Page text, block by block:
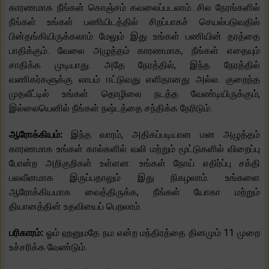
காரணமாக நீங்கள் கொஞ்சம் கவலைப்படலாம். சில நேரங்களில்
நீங்கள் உங்கள் பணியிடத்தில் சிறப்பாகச் செயல்படுவதில்
பின்தங்கியிருக்கலாம் மேலும் இது உங்கள் பணியின் தரத்தை
பாதிக்கும். வேலை அழுத்தம் காரணமாக, நீங்கள் எதையும்
சாதிக்க முடியாது. அதே நேரத்தில், இந்த நேரத்தில்
வணிகர்களுக்கு லாபம் ஈட்டுவது எளிதானது அல்ல. குறைந்த
முதலீட்டில் உங்கள் தொழிலை நடத்த வேண்டியிருக்கும்,
இல்லையெனில் நீங்கள் நஷ்டத்தை சந்திக்க நேரிடும்.
ஆரோக்கியம்: இந்த வாரம், அதிகப்படியான மன அழுத்தம்
காரணமாக உங்கள் கால்களில் வலி மற்றும் மூட்டுகளில் விறைப்பு
போன்ற அறிகுறிகள் உள்ளன. உங்கள் நோய் எதிர்ப்பு சக்தி
பலவீனமாக இருப்பதாலும் இது நிகழலாம். உங்களை
ஆரோக்கியமாக வைத்திருக்க, நீங்கள் யோகா மற்றும்
தியானத்தின் உதவியைப் பெறலாம்.
பரிகாரம்: ஓம் ஹனுமதே நம என்ற மந்திரத்தை தினமும் 11 முறை
உச்சரிக்க வேண்டும்.